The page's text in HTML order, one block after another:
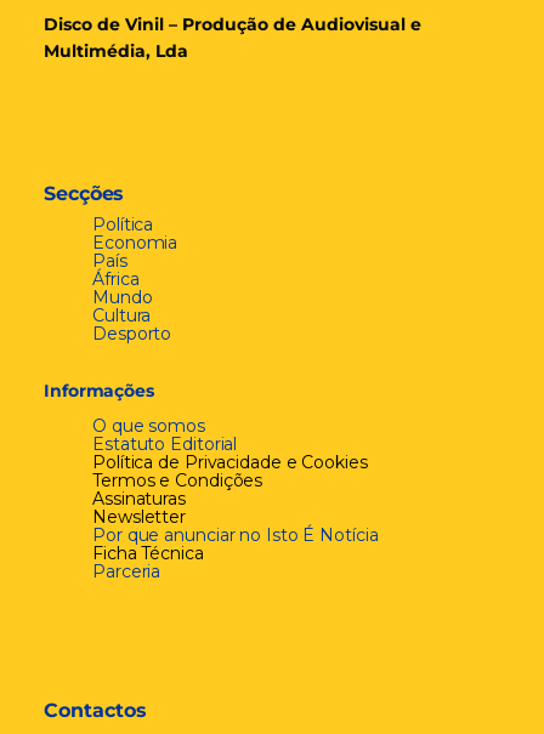
Disco de Vinil – Produção de Audiovisual e
Multimédia, Lda
Secções
Política
Economia
País
África
Mundo
Cultura
Desporto
Informações
O que somos
Estatuto Editorial
Política de Privacidade e Cookies
Termos e Condições
Assinaturas
Newsletter
Por que anunciar no Isto É Notícia
Ficha Técnica
Parceria
Contactos